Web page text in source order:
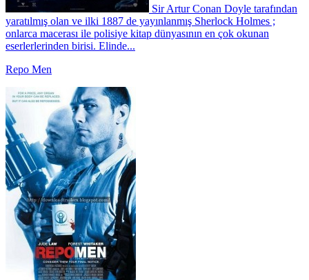
Sir Artur Conan Doyle tarafından
yaratılmış olan ve ilki 1887 de yayınlanmış Sherlock Holmes ;
onlarca macerası ile polisiye kitap dünyasının en çok okunan
eserlerlerinden birisi. Elinde...
Repo Men